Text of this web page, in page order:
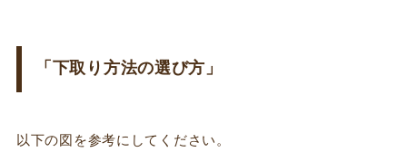
「下取り方法の選び方」
以下の図を参考にしてください。